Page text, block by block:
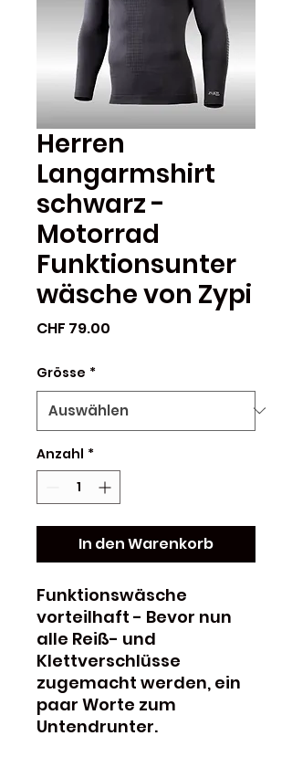
Herren
Langarmshirt
schwarz -
Motorrad
Funktionsunter
wäsche von Zypi
CHF 79.00
Grösse *
Anzahl *
In den Warenkorb
Funktionswäsche
vorteilhaft - Bevor nun
alle Reiß- und
Klettverschlüsse
zugemacht werden, ein
paar Worte zum
Untendrunter.